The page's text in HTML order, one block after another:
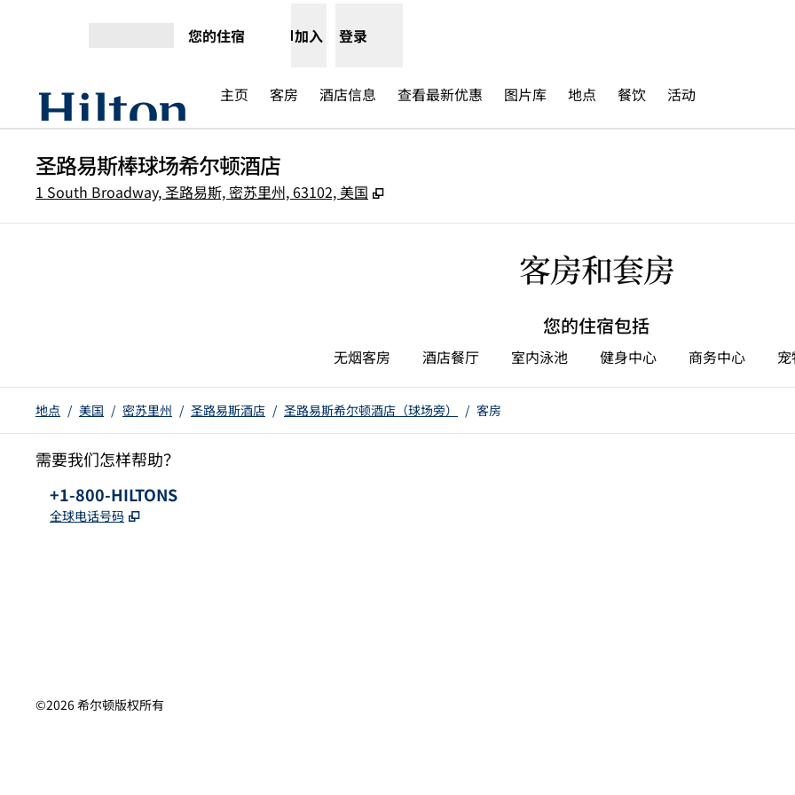
您的住宿 加入 登录
主页 客房 酒店信息 查看最新优惠​ 图片库 地点 餐饮 活动
圣路易斯棒球场希尔顿酒店
1 South Broadway, 圣路易斯, 密苏里州, 63102, 美国 ,
客房和套房
您的住宿包括
无烟客房 酒店餐厅 室内泳池 健身中心 商务中心
地点 / 美国 / 密苏里州 / 圣路易斯酒店 / 圣路易斯希尔顿酒店（球场旁） / 客房
需要我们怎样帮助？
电话：
+1-800-HILTONS
全球电话号码 ,
©2026希尔顿版权所有